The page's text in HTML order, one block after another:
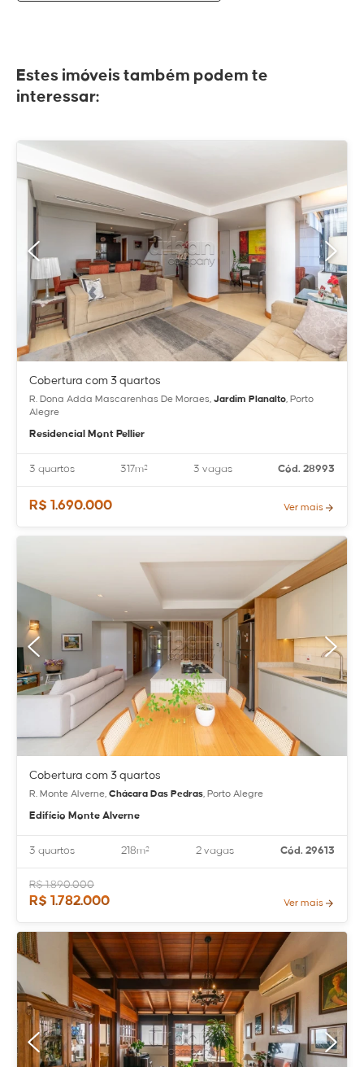
Estes imóveis também podem te
interessar:
Cobertura com 3 quartos
R. Dona Adda Mascarenhas De Moraes, Jardim Planalto, Porto
Alegre
Residencial Mont Pellier
3 quartos 317m² 3 vagas Cód. 28993
R$ 1.690.000 Ver mais
Cobertura com 3 quartos
R. Monte Alverne, Chácara Das Pedras, Porto Alegre
Edifício Monte Alverne
3 quartos 218m² 2 vagas Cód. 29613
R$ 1.890.000
R$ 1.782.000 Ver mais